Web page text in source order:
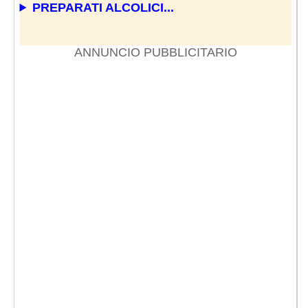
PREPARATI ALCOLICI...
ANNUNCIO PUBBLICITARIO